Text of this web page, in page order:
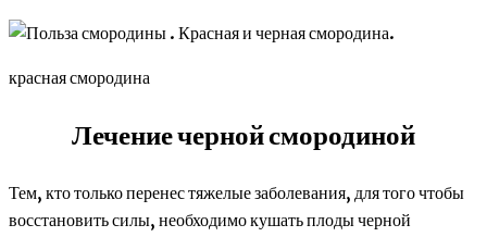
красная смородина
Лечение черной смородиной
Тем, кто только перенес тяжелые заболевания, для того чтобы
восстановить силы, необходимо кушать плоды черной